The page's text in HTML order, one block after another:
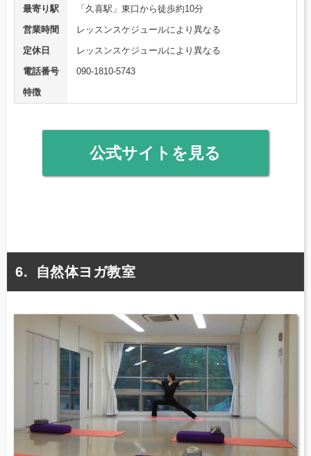
最寄り駅
「久喜駅」東口から徒歩約10分
営業時間
レッスンスケジュールにより異なる
定休日
レッスンスケジュールにより異なる
電話番号
090-1810-5743
特徴
公式サイトを見る
自然体ヨガ教室